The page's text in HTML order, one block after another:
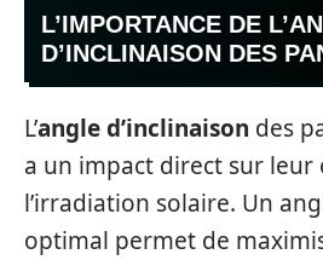
L’IMPORTANCE DE
D’INCLINAISON DES
L’angle d’inclinaison des
a un impact direct sur leur
l’irradiation solaire. Un
optimal permet de